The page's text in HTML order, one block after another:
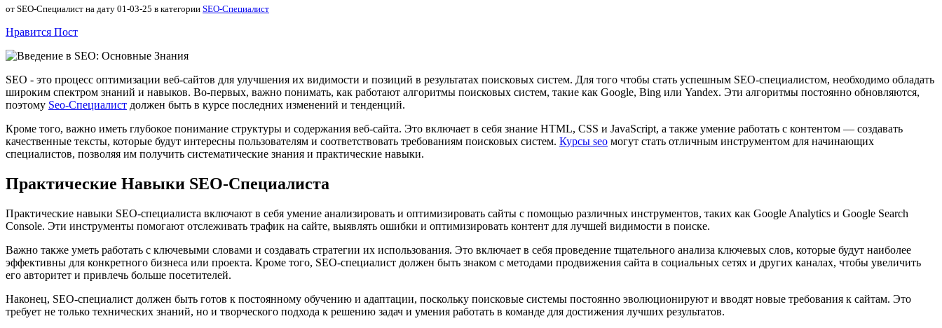
от SEO-Специалист на дату 01-03-25 в категории SEO-Специалист
Нравится Пост
SEO - это процесс оптимизации веб-сайтов для улучшения их видимости и позиций в результатах поисковых систем. Для того чтобы стать успешным SEO-специалистом, необходимо обладать
широким спектром знаний и навыков. Во-первых, важно понимать, как работают алгоритмы поисковых систем, такие как Google, Bing или Yandex. Эти алгоритмы постоянно обновляются,
поэтому Seo-Специалист должен быть в курсе последних изменений и тенденций.
Кроме того, важно иметь глубокое понимание структуры и содержания веб-сайта. Это включает в себя знание HTML, CSS и JavaScript, а также умение работать с контентом — создавать
качественные тексты, которые будут интересны пользователям и соответствовать требованиям поисковых систем. Курсы seo могут стать отличным инструментом для начинающих
специалистов, позволяя им получить систематические знания и практические навыки.
Практические Навыки SEO-Специалиста
Практические навыки SEO-специалиста включают в себя умение анализировать и оптимизировать сайты с помощью различных инструментов, таких как Google Analytics и Google Search
Console. Эти инструменты помогают отслеживать трафик на сайте, выявлять ошибки и оптимизировать контент для лучшей видимости в поиске.
Важно также уметь работать с ключевыми словами и создавать стратегии их использования. Это включает в себя проведение тщательного анализа ключевых слов, которые будут наиболее
эффективны для конкретного бизнеса или проекта. Кроме того, SEO-специалист должен быть знаком с методами продвижения сайта в социальных сетях и других каналах, чтобы увеличить
его авторитет и привлечь больше посетителей.
Наконец, SEO-специалист должен быть готов к постоянному обучению и адаптации, поскольку поисковые системы постоянно эволюционируют и вводят новые требования к сайтам. Это
требует не только технических знаний, но и творческого подхода к решению задач и умения работать в команде для достижения лучших результатов.